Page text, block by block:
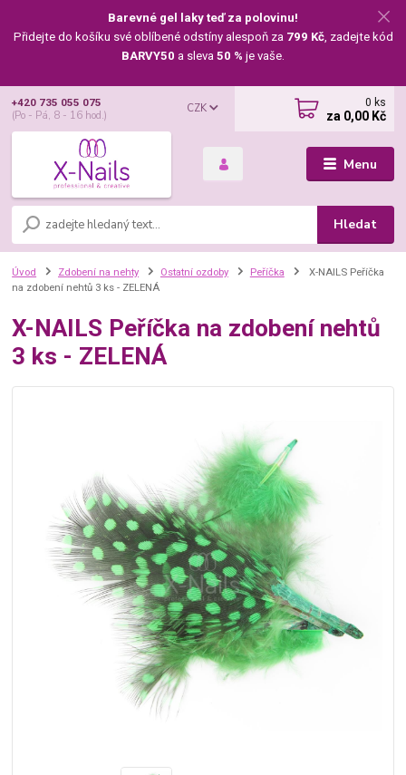
Barevné gel laky teď za polovinu!
Přidejte do košíku své oblíbené odstíny alespoň za 799 Kč, zadejte kód
BARVY50 a sleva 50 % je vaše.
Menu
CZK
Hledat
+420 735 055 075
(Po - Pá, 8 - 16 hod.)
0 ks
za 0,00 Kč
Úvod Zdobení na nehty Ostatní ozdoby Peříčka
X-NAILS Peříčka
na zdobení nehtů 3 ks - ZELENÁ
X-NAILS Peříčka na zdobení nehtů
3 ks - ZELENÁ